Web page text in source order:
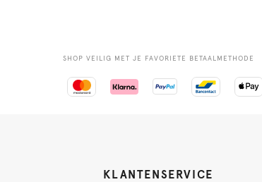
SHOP VEILIG MET JE FAVORIETE BETAALMETHODE
KLANTENSERVICE